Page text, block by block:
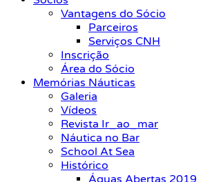
Vantagens do Sócio
Parceiros
Serviços CNH
Inscrição
Área do Sócio
Memórias Náuticas
Galeria
Vídeos
Revista Ir_ao_mar
Náutica no Bar
School At Sea
Histórico
Águas Abertas 2019